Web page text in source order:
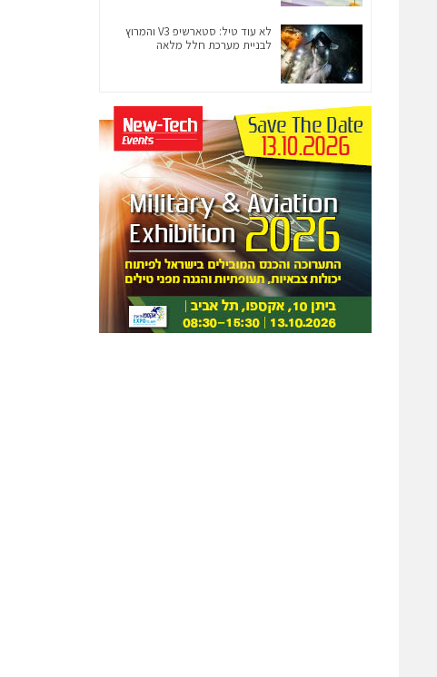
לא עוד טיל: סטארשיפ V3 והמרוץ
לבניית מערכת חלל מלאה